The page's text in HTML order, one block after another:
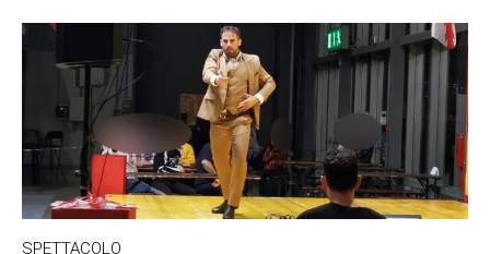
SPETTACOLO